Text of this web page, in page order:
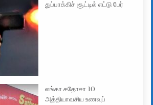
துப்பாக்கிச் சூட்டில் எட்டு பேர்
லங்கா சதோசா 10
அத்தியாவசிய உணவுப்